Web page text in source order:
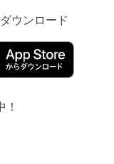
ウンロード